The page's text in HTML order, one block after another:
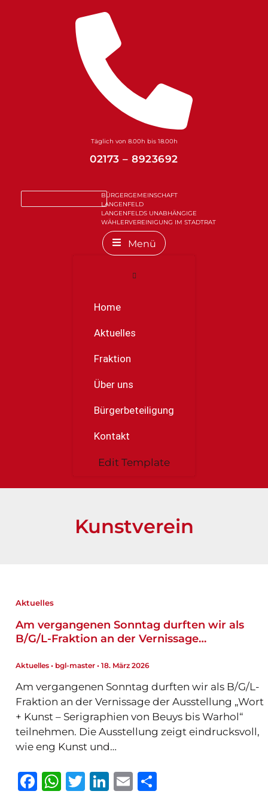
Täglich von 8.00h bis 18.00h
02173 – 8923692
BÜRGERGEMEINSCHAFT
LANGENFELD
LANGENFELDS UNABHÄNGIGE
WÄHLERVEREINIGUNG IM STADTRAT
Menü
Home
Aktuelles
Fraktion
Über uns
Bürgerbeteiligung
Kontakt
Edit Template
Kunstverein
Aktuelles
Am vergangenen Sonntag durften wir als
B/G/L-Fraktion an der Vernissage…
Aktuelles• bgl-master • 18. März 2026
Am vergangenen Sonntag durften wir als B/G/L-
Fraktion an der Vernissage der Ausstellung „Wort
+ Kunst – Serigraphien von Beuys bis Warhol“
teilnehmen. Die Ausstellung zeigt eindrucksvoll,
wie eng Kunst und…
F WT Li E T